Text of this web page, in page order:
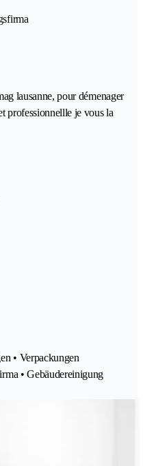
lausanne, pour démenager
professionnellle je vous la
• Verpackungen
• Gebäudereinigung